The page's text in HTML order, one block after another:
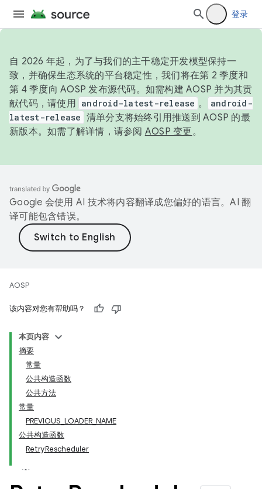
登录
自 2026 年起，为了与我们的主干稳定开发模型保持一
致，并确保生态系统的平台稳定性，我们将在第 2 季度和
第 4 季度向 AOSP 发布源代码。如需构建 AOSP 并为其贡
献代码，请使用 android-latest-release 。
android-
latest-release 清单分支将始终引用推送到 AOSP 的最
新版本。如需了解详情，请参阅 AOSP 变更。
Google 会使用 AI 技术将内容翻译成您偏好的语言。AI 翻
译可能包含错误。
AOSP
该内容对您有帮助吗？
本页内容
摘要
常量
公共构造函数
公共方法
常量
PREVIOUS LOADER NAME
公共构造函数
RetryRescheduler